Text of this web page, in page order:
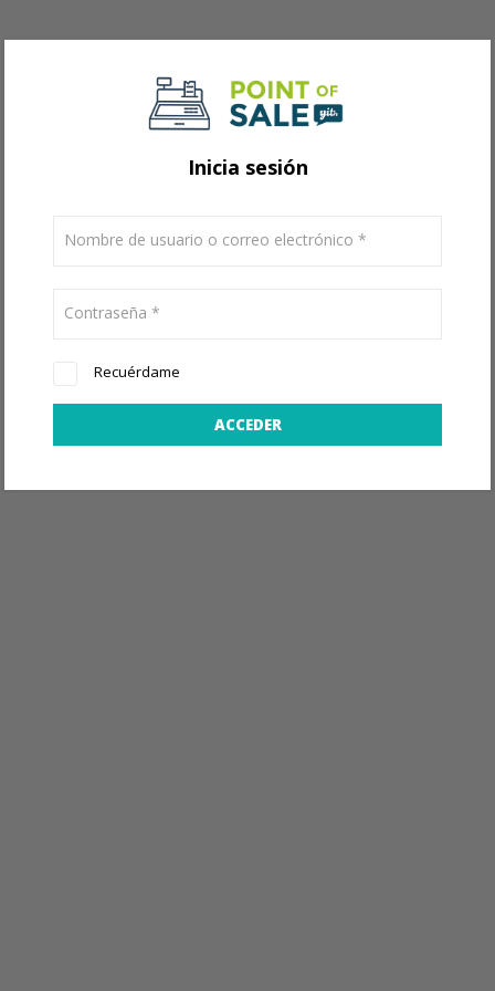
Inicia sesión
Nombre de usuario o correo electrónico *
Contraseña *
Recuérdame
ACCEDER